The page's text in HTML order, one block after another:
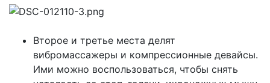
Второе и третье места делят
вибромассажеры и компрессионные девайсы.
Ими можно воспользоваться, чтобы снять